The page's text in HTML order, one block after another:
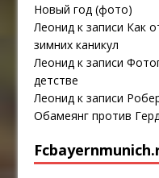
Новый год (фото)
Леонид к записи Как
зимних каникул
Леонид к записи
детстве
Леонид к записи
Обамеянг против